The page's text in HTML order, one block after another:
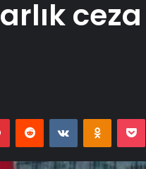
PinterestReddit VKontakte